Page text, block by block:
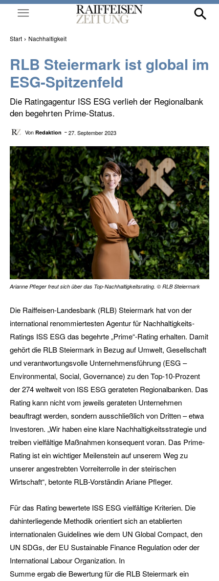
Start Nachhaltigkeit
RLB Steiermark ist global im
ESG-Spitzenfeld
Die Ratingagentur ISS ESG verlieh der Regionalbank
den begehrten Prime-Status.
Von Redaktion 27. September 2023
Arianne Pfleger freut sich über das Top-Nachhaltigkeitsrating. © RLB Steiermark
Die Raiffeisen-Landesbank (RLB) Steiermark hat von der
inter­national renommiertesten Agentur für Nachhaltigkeits-
Ratings ISS ESG das begehrte „Prime“-Rating erhalten. Damit
gehört die RLB Steiermark in Bezug auf Umwelt, Gesellschaft
und verantwortungs­volle Unternehmensführung (ESG –
Environmental, Social, Governance) zu den Top-10-Prozent
der 274 weltweit von ISS ESG gerateten Regional­banken. Das
Rating kann nicht vom jeweils gerateten Unternehmen
beauftragt werden, sondern ausschließlich von Dritten – etwa
Investoren. „Wir haben eine klare Nachhaltigkeitsstrategie und
treiben vielfältige Maßnahmen konsequent voran. Das Prime-
Rating ist ein wichtiger Meilenstein auf unserem Weg zu
unserer angestrebten Vorreiterrolle in der steirischen
Wirtschaft“, betonte RLB-Vorständin Ariane Pfleger.
Für das Rating bewertete ISS ESG vielfältige Kriterien. Die
dahinterliegende Methodik orientiert sich an etablierten
internationalen Guide­lines wie dem UN Global Compact, den
UN SDGs, der EU Sustainable Finance Regulation oder der
International Labour Organization. In
Summe ergab die Bewertung für die RLB Steiermark ein